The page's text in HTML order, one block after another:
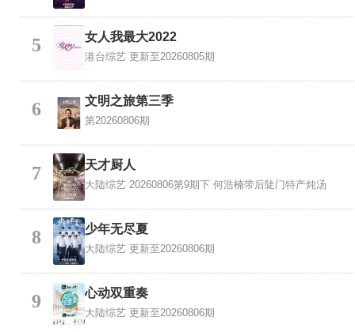
5 女人我最大2022
港台综艺 更新至20260805期
6 文明之旅第三季
第20260806期
7 天才厨人
大陆综艺 20260806第9期下 何浩楠带后陡门特产炖汤
8 少年无尽夏
大陆综艺 更新至20260806期
9 心动双重奏
大陆综艺 更新至20260806期